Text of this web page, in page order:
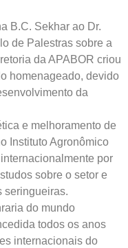
B.C. Sekhar ao Dr.
de Palestras sobre a
da APABOR criou
homenageado, devido
da
e melhoramento de
Instituto Agronômico
por
sobre o setor e
seringueiras.
do mundo
todos os anos
internacionais do